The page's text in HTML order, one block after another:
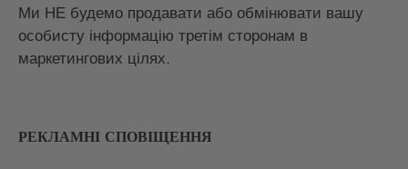
Ми НЕ будемо продавати або обмінювати вашу
особисту інформацію третім сторонам в
маркетингових цілях.
РЕКЛАМНІ СПОВІЩЕННЯ